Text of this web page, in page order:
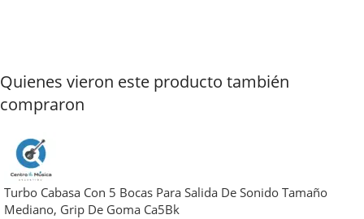
Quienes vieron este producto también
compraron
Turbo Cabasa Con 5 Bocas Para Salida De Sonido Tamaño
Mediano, Grip De Goma Ca5Bk